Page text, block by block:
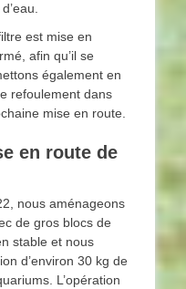
est mise en
afin qu’il se
également en
refoulement dans
mise en route.
en route de
nous aménageons
de gros blocs de
stable et nous
d’environ 30 kg de
L’opération